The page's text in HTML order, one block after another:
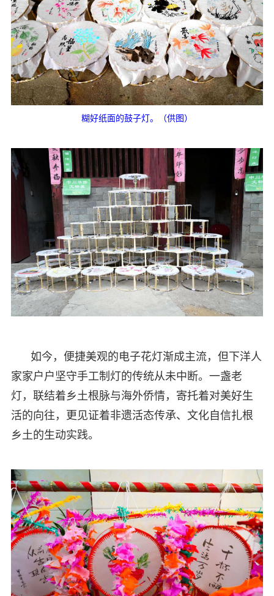
糊好纸面的鼓子灯。（供图）
如今，便捷美观的电子花灯渐成主流，但下洋人
家家户户坚守手工制灯的传统从未中断。一盏老
灯，联结着乡土根脉与海外侨情，寄托着对美好生
活的向往，更见证着非遗活态传承、文化自信扎根
乡土的生动实践。